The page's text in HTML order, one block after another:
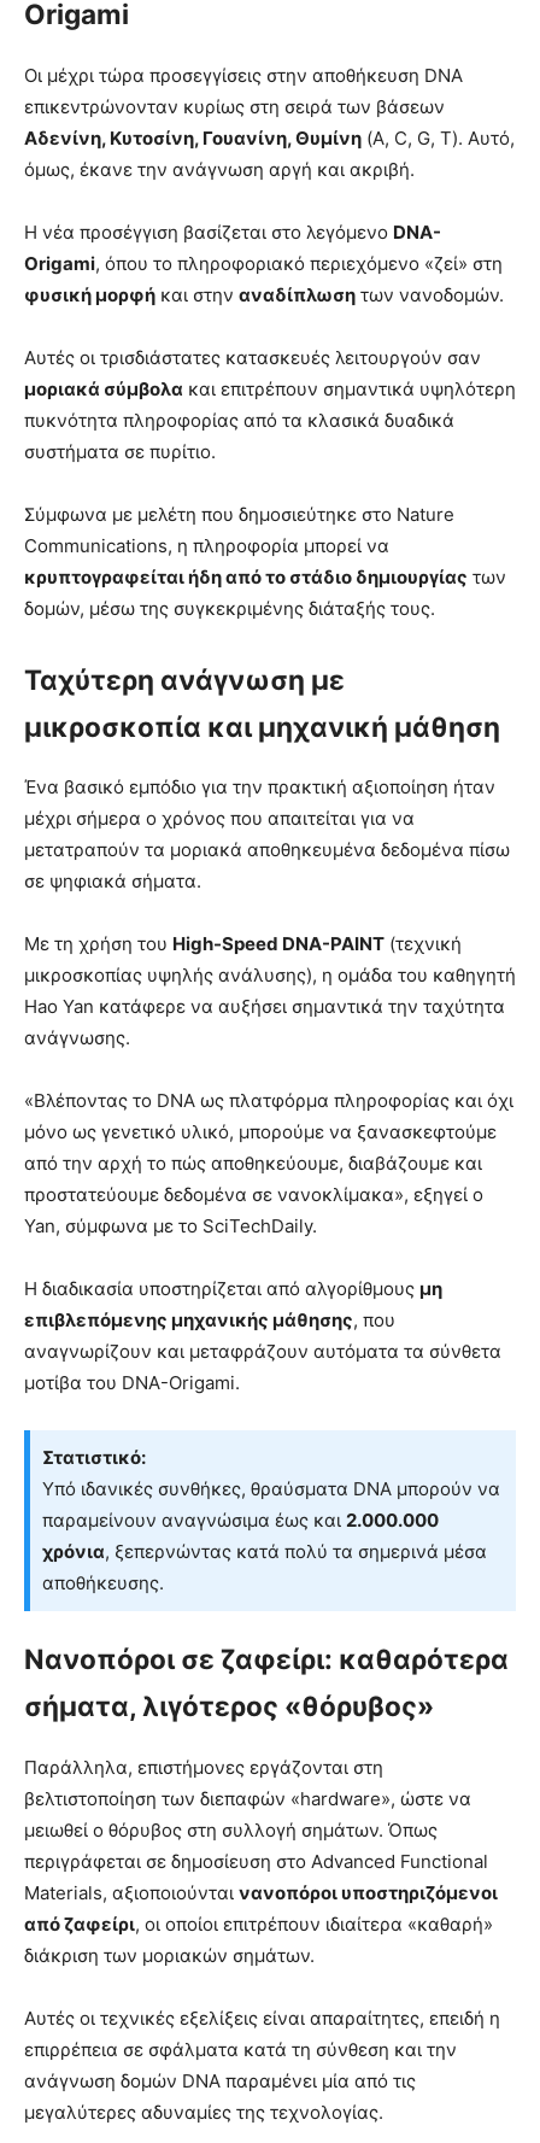
Origami
Οι μέχρι τώρα προσεγγίσεις στην αποθήκευση DNA
επικεντρώνονταν κυρίως στη σειρά των βάσεων
Αδενίνη, Κυτοσίνη, Γουανίνη, Θυμίνη (A, C, G, T). Αυτό,
όμως, έκανε την ανάγνωση αργή και ακριβή.
Η νέα προσέγγιση βασίζεται στο λεγόμενο DNA-
Origami, όπου το πληροφοριακό περιεχόμενο «ζεί» στη
φυσική μορφή και στην αναδίπλωση των νανοδομών.
Αυτές οι τρισδιάστατες κατασκευές λειτουργούν σαν
μοριακά σύμβολα και επιτρέπουν σημαντικά υψηλότερη
πυκνότητα πληροφορίας από τα κλασικά δυαδικά
συστήματα σε πυρίτιο.
Σύμφωνα με μελέτη που δημοσιεύτηκε στο Nature
Communications, η πληροφορία μπορεί να
κρυπτογραφείται ήδη από το στάδιο δημιουργίας των
δομών, μέσω της συγκεκριμένης διάταξής τους.
Ταχύτερη ανάγνωση με
μικροσκοπία και μηχανική μάθηση
Ένα βασικό εμπόδιο για την πρακτική αξιοποίηση ήταν
μέχρι σήμερα ο χρόνος που απαιτείται για να
μετατραπούν τα μοριακά αποθηκευμένα δεδομένα πίσω
σε ψηφιακά σήματα.
Με τη χρήση του High-Speed DNA-PAINT (τεχνική
μικροσκοπίας υψηλής ανάλυσης), η ομάδα του καθηγητή
Hao Yan κατάφερε να αυξήσει σημαντικά την ταχύτητα
ανάγνωσης.
«Βλέποντας το DNA ως πλατφόρμα πληροφορίας και όχι
μόνο ως γενετικό υλικό, μπορούμε να ξανασκεφτούμε
από την αρχή το πώς αποθηκεύουμε, διαβάζουμε και
προστατεύουμε δεδομένα σε νανοκλίμακα», εξηγεί ο
Yan, σύμφωνα με το SciTechDaily.
Η διαδικασία υποστηρίζεται από αλγορίθμους μη
επιβλεπόμενης μηχανικής μάθησης, που
αναγνωρίζουν και μεταφράζουν αυτόματα τα σύνθετα
μοτίβα του DNA-Origami.
Στατιστικό:
Υπό ιδανικές συνθήκες, θραύσματα DNA μπορούν να
παραμείνουν αναγνώσιμα έως και 2.000.000
χρόνια, ξεπερνώντας κατά πολύ τα σημερινά μέσα
αποθήκευσης.
Νανοπόροι σε ζαφείρι: καθαρότερα
σήματα, λιγότερος «θόρυβος»
Παράλληλα, επιστήμονες εργάζονται στη
βελτιστοποίηση των διεπαφών «hardware», ώστε να
μειωθεί ο θόρυβος στη συλλογή σημάτων. Όπως
περιγράφεται σε δημοσίευση στο Advanced Functional
Materials, αξιοποιούνται νανοπόροι υποστηριζόμενοι
από ζαφείρι, οι οποίοι επιτρέπουν ιδιαίτερα «καθαρή»
διάκριση των μοριακών σημάτων.
Αυτές οι τεχνικές εξελίξεις είναι απαραίτητες, επειδή η
επιρρέπεια σε σφάλματα κατά τη σύνθεση και την
ανάγνωση δομών DNA παραμένει μία από τις
μεγαλύτερες αδυναμίες της τεχνολογίας.